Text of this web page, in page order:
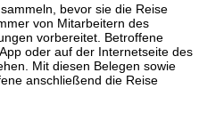
bevor sie die Reise
von Mitarbeitern des
vorbereitet. Betroffene
oder auf der Internetseite des
Mit diesen Belegen sowie
anschließend die Reise